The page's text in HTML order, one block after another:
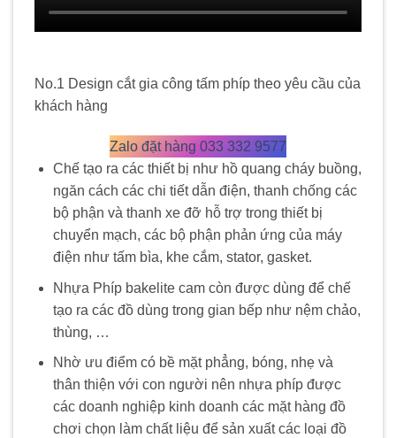
No.1 Design cắt gia công tấm phíp theo yêu cầu của
khách hàng
Zalo đặt hàng 033 332 9577
Chế tạo ra các thiết bị như hồ quang cháy buồng,
ngăn cách các chi tiết dẫn điện, thanh chống các
bộ phận và thanh xe đỡ hỗ trợ trong thiết bị
chuyển mạch, các bộ phận phản ứng của máy
điện như tấm bìa, khe cắm, stator, gasket.
Nhựa Phíp bakelite cam còn được dùng để chế
tạo ra các đồ dùng trong gian bếp như nệm chảo,
thùng, …
Nhờ ưu điểm có bề mặt phẳng, bóng, nhẹ và
thân thiện với con người nên nhựa phíp được
các doanh nghiệp kinh doanh các mặt hàng đồ
chơi chọn làm chất liệu để sản xuất các loại đồ